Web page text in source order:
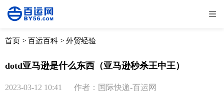
全部 物流资讯
取消 确定
首页 > 百运百科 > 外贸经验
dotd亚马逊是什么东西（亚马逊秒杀王中王）
2023-03-12 10:41 作者：国际快递-百运网